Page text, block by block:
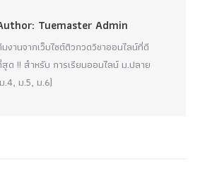
Tuemaster Admin
งานจากเว็บไซต์ติวกวดวิชาออนไลน์ที่ดี
ด !! สำหรับ การเรียนออนไลน์ ม.ปลาย
.4, ม.5, ม.6)